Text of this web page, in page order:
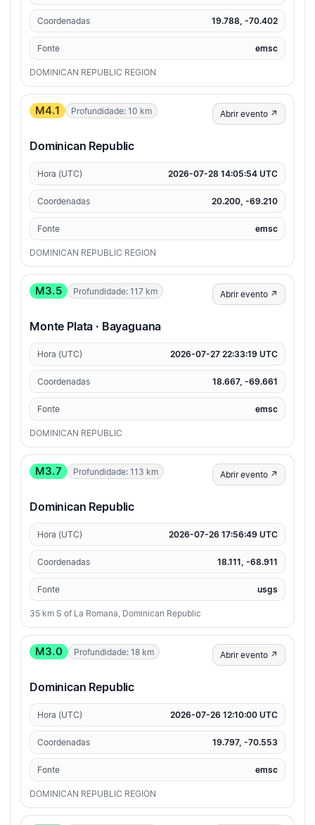
Coordenadas 19.788, -70.402
Fonte emsc
DOMINICAN REPUBLIC REGION
M4.1 Profundidade: 10 km Abrir evento ↗
Dominican Republic
Hora (UTC) 2026-07-28 14:05:54 UTC
Coordenadas 20.200, -69.210
Fonte emsc
DOMINICAN REPUBLIC REGION
M3.5 Profundidade: 117 km Abrir evento ↗
Monte Plata · Bayaguana
Hora (UTC) 2026-07-27 22:33:19 UTC
Coordenadas 18.667, -69.661
Fonte emsc
DOMINICAN REPUBLIC
M3.7 Profundidade: 113 km Abrir evento ↗
Dominican Republic
Hora (UTC) 2026-07-26 17:56:49 UTC
Coordenadas 18.111, -68.911
Fonte usgs
35 km S of La Romana, Dominican Republic
M3.0 Profundidade: 18 km Abrir evento ↗
Dominican Republic
Hora (UTC) 2026-07-26 12:10:00 UTC
Coordenadas 19.797, -70.553
Fonte emsc
DOMINICAN REPUBLIC REGION